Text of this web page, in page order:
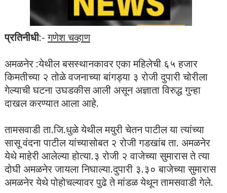
प्रतिनीधी:-गणेश चव्हाण
अमळनेर :येथील बसस्थानकावर एका महिलेची ६५ हजार
किमतीच्या २ तोळे वजनाच्या बांगड्या ३ रोजी दुपारी चोरीला
गेल्याची घटना उघडकीस आली असून अज्ञाता विरुद्ध गुन्हा
दाखल करण्यात आला आहे.
तामसवाडी ता.जि.धुळे येथील मयुरी चेतन पाटील या त्यांच्या
सासू वंदना पाटील यांच्यासोबत २ रोजी गडखांब ता. अमळनेर
येथे माहेरी आलेल्या होत्या.३ रोजी २ वाजेच्या सुमारास ते त्या
दोघी अमळनेर जायला निघाल्या.दुपारी ३.३० बाजेच्या सुमारास
अमळनेर येथे पोहोचल्यावर पुढे ते मांडळ येथून तामसवाडी गेले.